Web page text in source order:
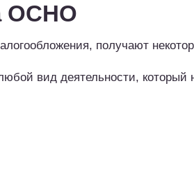
ОСНО
получают
вид деятельности, который